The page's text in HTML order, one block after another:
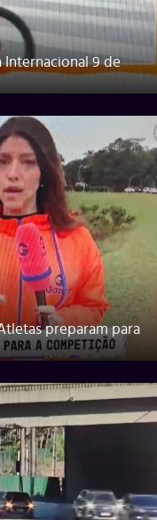
Internacional 9 de
preparam para